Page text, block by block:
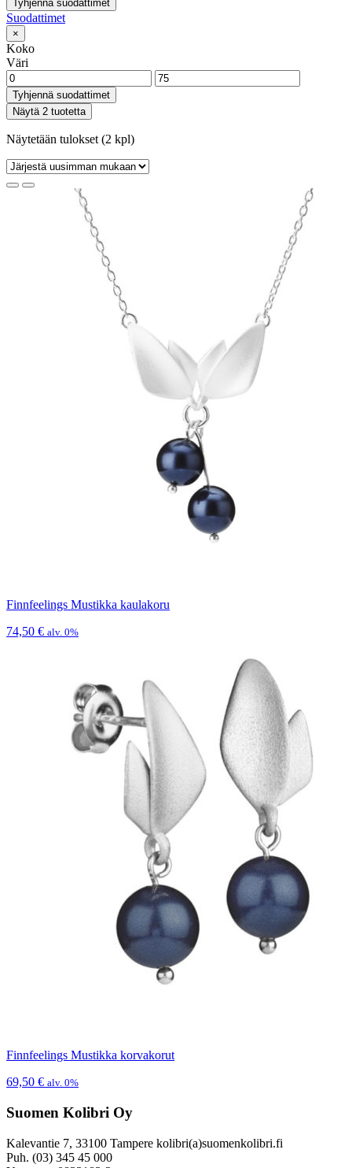
Tyhjennä suodattimet
Suodattimet
×
Koko
Väri
Tyhjennä suodattimet
Näytä 2 tuotetta
Näytetään tulokset (2 kpl)
Finnfeelings Mustikka kaulakoru
74,50 € alv. 0%
Finnfeelings Mustikka korvakorut
69,50 € alv. 0%
Suomen Kolibri Oy
Kalevantie 7, 33100 Tampere kolibri(a)suomenkolibri.fi
Puh. (03) 345 45 000